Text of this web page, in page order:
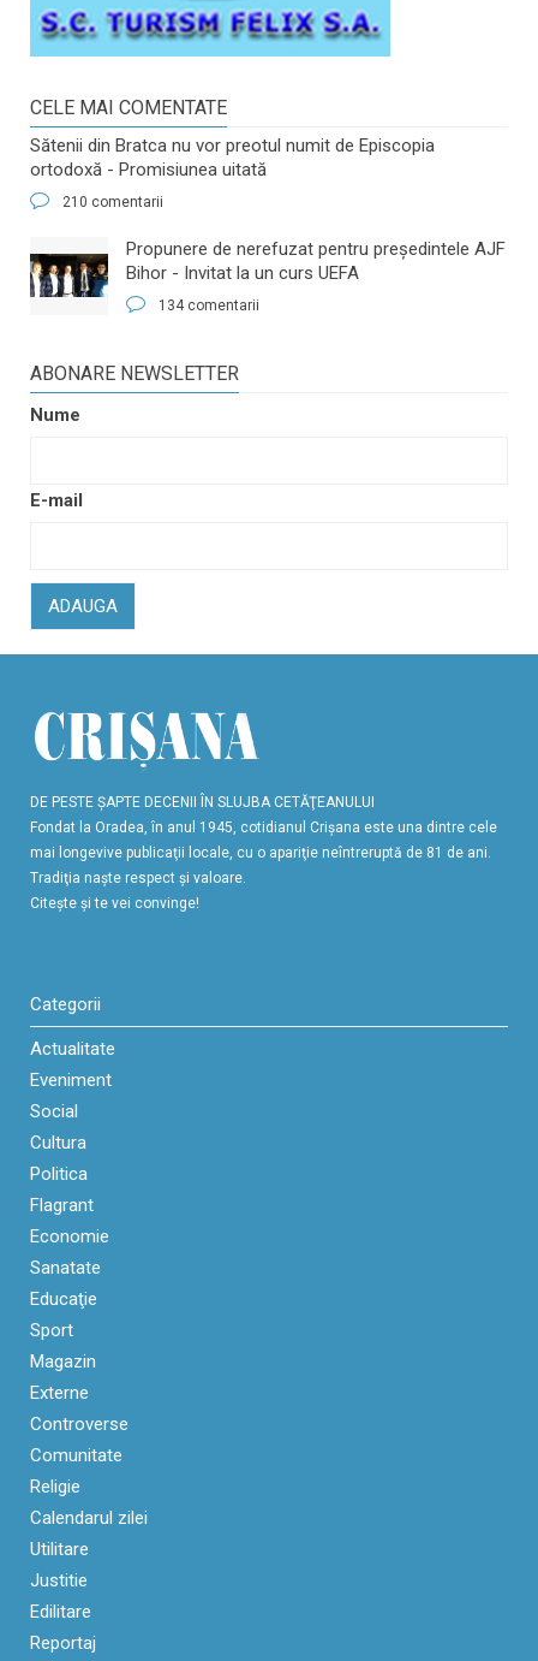
CELE MAI COMENTATE
Sătenii din Bratca nu vor preotul numit de Episcopia
ortodoxă - Promisiunea uitată
210 comentarii
​Propunere de nerefuzat pentru preşedintele AJF
Bihor - Invitat la un curs UEFA
134 comentarii
ABONARE NEWSLETTER
Nume
E-mail
ADAUGA
DE PESTE ŞAPTE DECENII ÎN SLUJBA CETĂŢEANULUI
Fondat la Oradea, în anul 1945, cotidianul Crişana este una dintre cele
mai longevive publicaţii locale, cu o apariţie neîntreruptă de 81 de ani.
Tradiţia naşte respect şi valoare.
Citeşte şi te vei convinge!
Categorii
Actualitate
Eveniment
Social
Cultura
Politica
Flagrant
Economie
Sanatate
Educaţie
Sport
Magazin
Externe
Controverse
Comunitate
Religie
Calendarul zilei
Utilitare
Justitie
Edilitare
Reportaj